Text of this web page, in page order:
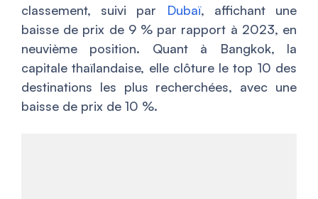
classement, suivi par
Dubaï, affichant une
baisse de prix de 9 % par rapport à 2023, en
neuvième position. Quant à Bangkok, la
capitale thaïlandaise, elle clôture le top 10 des
destinations les plus recherchées, avec une
baisse de prix de 10 %.